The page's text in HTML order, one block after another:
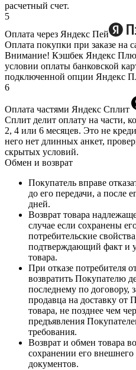
расчетный счет.
5
Оплата через Яндекс Пей
Оплата покупки при заказе на
Внимание! Кэшбек Яндекс
условии оплаты банковской
подключенной опции Яндекс
6
Оплата частями Яндекс Сплит
Сплит делит оплату на части,
2, 4 или 6 месяцев. Это не
него нет длинных анкет,
скрытых условий.
Обмен и возврат
Покупатель вправе
до его передачи, а после
дней.
Возврат товара
случае если сохранены
потребительские
подтверждающий факт и
товара.
При отказе потребителя
возвратить Покупателю
последнему по договору,
продавца на доставку от
товара, не позднее чем
предъявления
требования.
Возврат и обмен товара
сохранении его
документов.